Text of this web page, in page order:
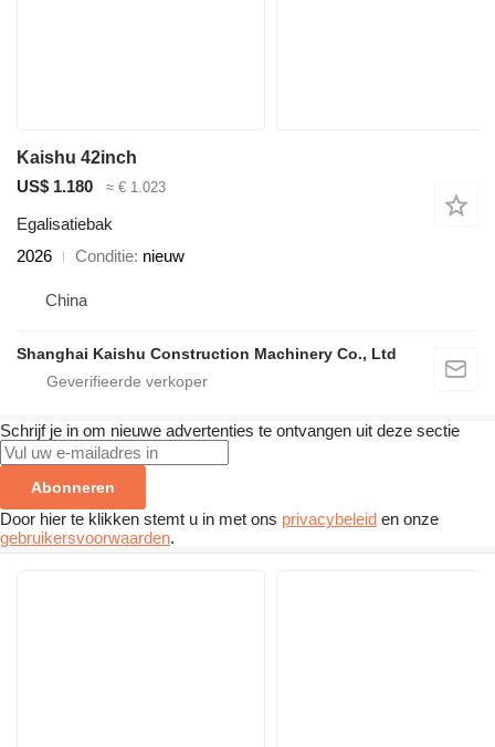
Kaishu 42inch
US$ 1.180
≈ € 1.023
Egalisatiebak
2026
Conditie nieuw
China
Shanghai Kaishu Construction Machinery Co., Ltd
Schrijf je in om nieuwe advertenties te ontvangen uit deze sectie
Abonneren
Door hier te klikken stemt u in met ons privacybeleid en onze
gebruikersvoorwaarden.